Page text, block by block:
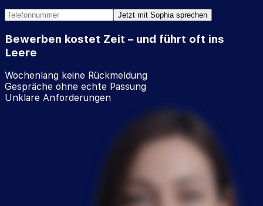
Jetzt mit Sophia sprechen
Bewerben kostet Zeit – und führt oft ins
Leere
Wochenlang keine Rückmeldung
Gespräche ohne echte Passung
Unklare Anforderungen